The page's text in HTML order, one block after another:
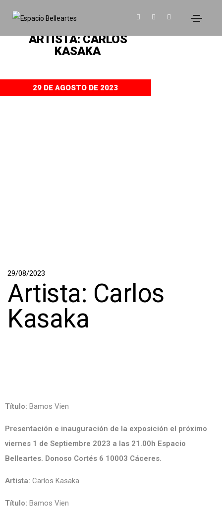
ARTISTA: CARLOS
KASAKA
29 DE AGOSTO DE 2023
29/08/2023
Artista: Carlos
Kasaka
Título: Bamos Vien
Presentación e inauguración de la exposición el próximo
viernes 1 de Septiembre 2023 a las 21.00h Espacio
Belleartes. Donoso Cortés 6 10003 Cáceres.
Artista: Carlos Kasaka
Título: Bamos Vien